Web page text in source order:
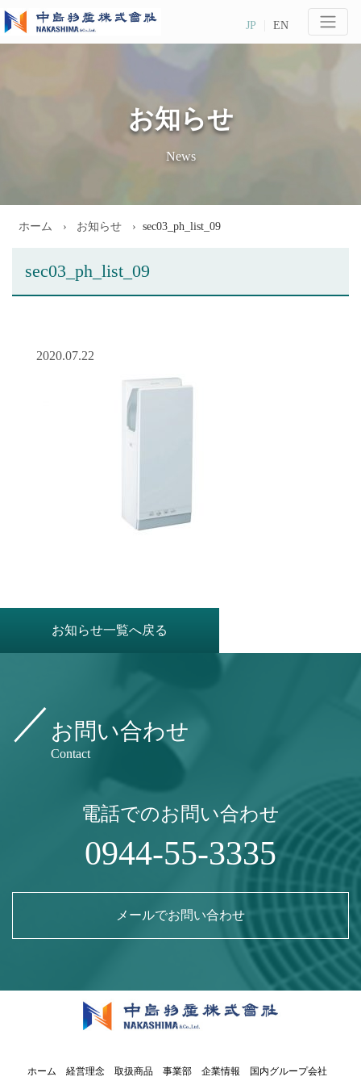
EN
JP
お知らせ
News
ホーム お知らせ sec03_ph_list_09
sec03_ph_list_09
2020.07.22
お知らせ一覧へ戻る
お問い合わせ
Contact
電話でのお問い合わせ
0944-55-3335
メールでお問い合わせ
ホーム 経営理念 取扱商品 事業部 企業情報 国内グループ会社